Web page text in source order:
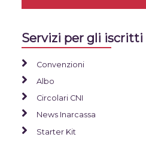
Servizi per gli iscritti
Convenzioni
Albo
Circolari CNI
News Inarcassa
Starter Kit